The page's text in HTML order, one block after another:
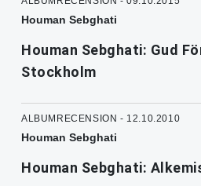
Houman Sebghati
Houman Sebghati: Gud
Stockholm
ALBUMRECENSION - 12.10.2010
Houman Sebghati
Houman Sebghati: